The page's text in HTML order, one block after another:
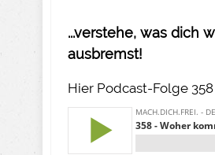
...verstehe, was dich
ausbremst!
Hier Podcast-Folge